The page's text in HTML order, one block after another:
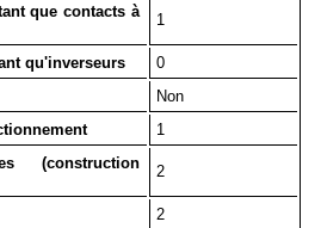
que contacts à
1
qu'inverseurs
0
Non
1
(construction
2
2